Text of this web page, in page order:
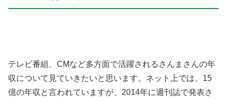
テレビ番組、CMなど多方面で活躍されるさんまさんの年
収について見ていきたいと思います。ネット上では、15
億の年収と言われていますが、2014年に週刊誌で発表さ